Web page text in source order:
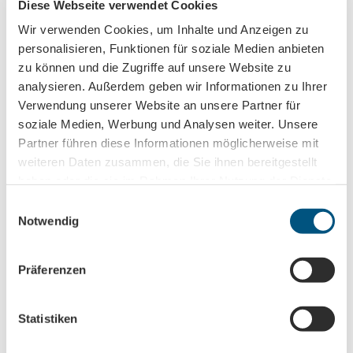
Diese Webseite verwendet Cookies
Wir verwenden Cookies, um Inhalte und Anzeigen zu
personalisieren, Funktionen für soziale Medien anbieten
zu können und die Zugriffe auf unsere Website zu
analysieren. Außerdem geben wir Informationen zu Ihrer
Verwendung unserer Website an unsere Partner für
soziale Medien, Werbung und Analysen weiter. Unsere
Partner führen diese Informationen möglicherweise mit
weiteren Daten zusammen, die Sie ihnen bereitgestellt
Notwendig
Präferenzen
Statistiken
Nearby View on map
Event
Tenant/Operator